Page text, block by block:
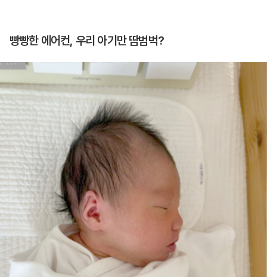
빵빵한 에어컨, 우리 아기만 땀범벅?